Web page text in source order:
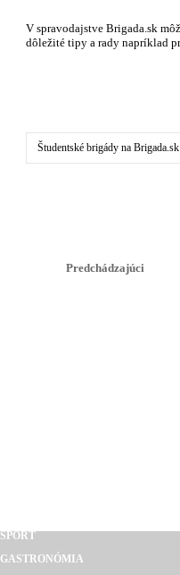
V spravodajstve Brigada.sk
dôležité tipy a rady napríklad
Študentské brigády na Brigada.sk
Predchádzajúci
ŠPORT
GASTRONÓMIA